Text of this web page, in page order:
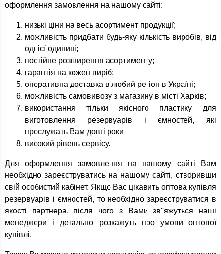
оформлення замовлення на нашому сайті:
низькі ціни на весь асортимент продукції;
можливість придбати будь-яку кількість виробів, від
однієї одиниці;
постійне розширення асортименту;
гарантія на кожен виріб;
оперативна доставка в любий регіон в Україні;
можливість самовивозу з магазину в місті Харків;
використання тільки якісного пластику для
виготовлення резервуарів і ємностей, які
прослужать Вам довгі роки
високий рівень сервісу.
Для оформлення замовлення на нашому сайті Вам
необхідно зареєструватись на нашому сайті, створивши
свій особистий кабінет. Якщо Вас цікавить оптова купівля
резервуарів і ємностей, то необхідно зареєструватися в
якості партнера, після чого з Вами зв''яжуться наші
менеджери і детально розкажуть про умови оптової
купівлі.